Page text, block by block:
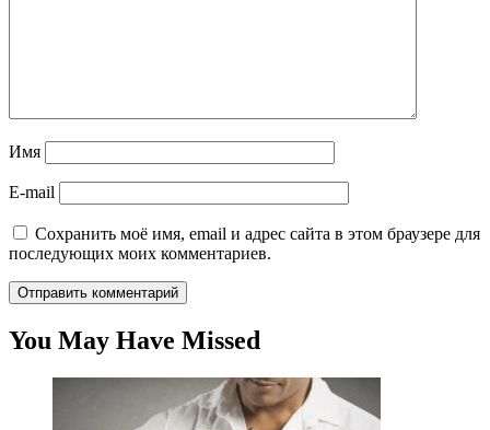
Имя
E-mail
Сохранить моё имя, email и адрес сайта в этом браузере для
последующих моих комментариев.
You May Have Missed